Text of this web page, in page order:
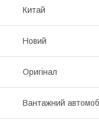
Китай
Новий
Оригінал
Вантажний